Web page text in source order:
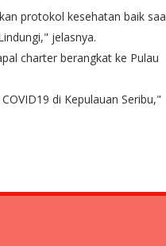
protokol kesehatan baik
jelasnya.
charter berangkat ke Pulau
di Kepulauan Seribu,"